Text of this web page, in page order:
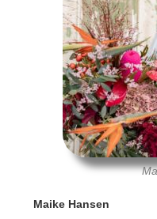
Maike Hansen